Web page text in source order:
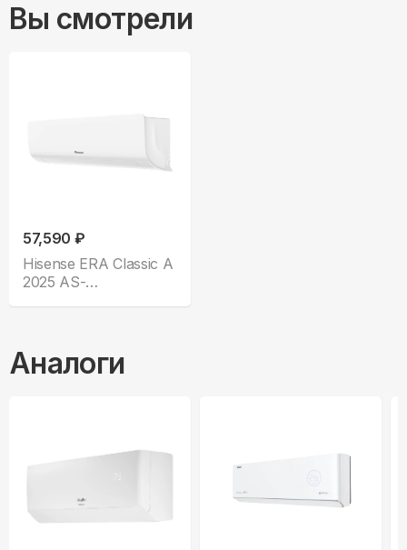
Вы смотрели
57,590 ₽
Hisense ERA Classic A
2025 AS-
Аналоги